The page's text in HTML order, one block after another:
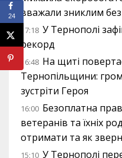
вважали зниклим
17:18 У Тернополі
рекорд
16:48 На щиті
Тернопільщини:
зустріти Героя
16:00 Безоплатна
ветеранів та їхніх
отримати та як
15:10 У Тернополі
24